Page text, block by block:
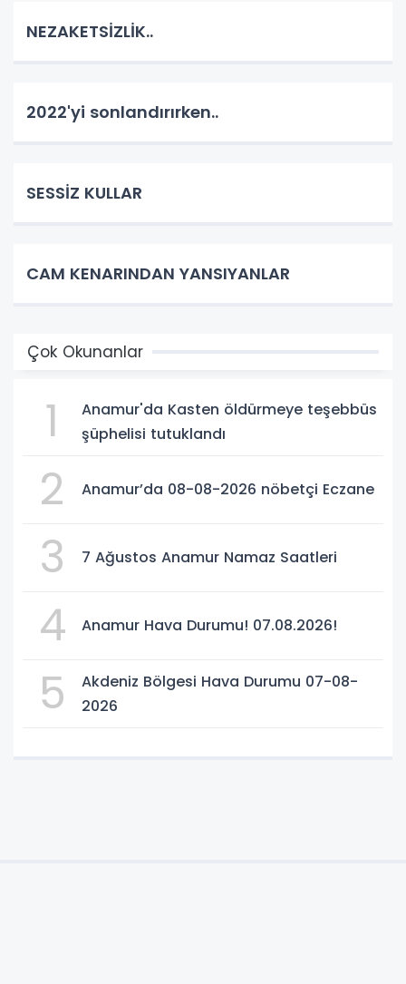
NEZAKETSİZLİK..
2022'yi sonlandırırken..
SESSİZ KULLAR
CAM KENARINDAN YANSIYANLAR
Çok Okunanlar
1
Anamur'da Kasten öldürmeye teşebbüs
şüphelisi tutuklandı
2 Anamur’da 08-08-2026 nöbetçi Eczane
3 7 Ağustos Anamur Namaz Saatleri
4 Anamur Hava Durumu! 07.08.2026!
5
Akdeniz Bölgesi Hava Durumu 07-08-
2026